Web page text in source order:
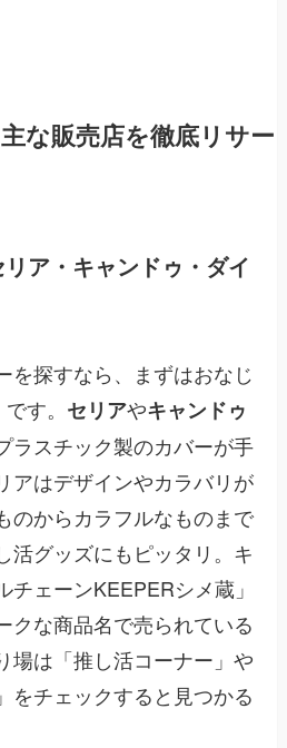
な販売店を徹底リサー
ア・キャンドゥ・ダイ
を探すなら、まずはおなじ
す。 セリアやキャンドゥ
ラスチック製のカバーが手
アはデザインやカラバリが
のからカラフルなものまで
活グッズにもピッタリ。キ
ェーンKEEPERシメ蔵」
クな商品名で売られている
場は「推し活コーナー」や
をチェックすると見つかる